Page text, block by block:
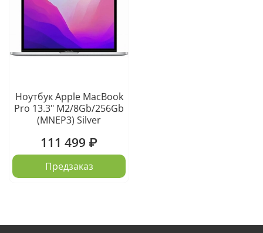
Ноутбук Apple MacBook
Pro 13.3" M2/8Gb/256Gb
(MNEP3) Silver
111 499 ₽
Предзаказ